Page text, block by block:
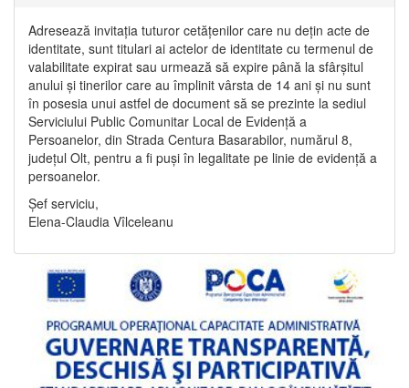
Adresează invitația tuturor cetățenilor care nu dețin acte de
identitate, sunt titulari ai actelor de identitate cu termenul de
valabilitate expirat sau urmează să expire până la sfârșitul
anului și tinerilor care au împlinit vârsta de 14 ani și nu sunt
în posesia unui astfel de document să se prezinte la sediul
Serviciului Public Comunitar Local de Evidență a
Persoanelor, din Strada Centura Basarabilor, numărul 8,
județul Olt, pentru a fi puși în legalitate pe linie de evidență a
persoanelor.
Șef serviciu,
Elena-Claudia Vîlceleanu